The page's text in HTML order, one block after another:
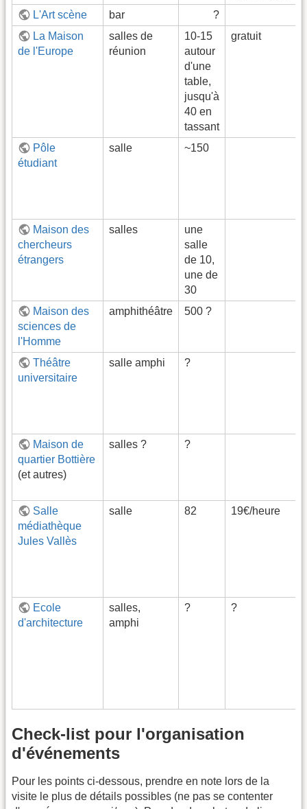
L'Art scène bar ?
La Maison
de l'Europe
salles de
réunion
10-15
autour
d'une
table,
jusqu'à
40 en
tassant
gratuit
Pôle
étudiant
salle ~150
Maison des
chercheurs
étrangers
salles
une
salle
de 10,
une de
30
Maison des
sciences de
l'Homme
amphithéâtre 500 ?
Théâtre
universitaire
salle amphi ?
Maison de
quartier Bottière
(et autres)
salles ? ?
Salle
médiathèque
Jules Vallès
salle 82 19€/heure
Ecole
d'architecture
salles,
amphi
? ?
Check-list pour l'organisation
d'événements
Pour les points ci-dessous, prendre en note lors de la
visite le plus de détails possibles (ne pas se contenter